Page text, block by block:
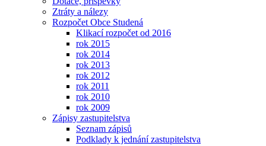
Ztráty a nálezy
Rozpočet Obce Studená
Klikací rozpočet od 2016
rok 2015
rok 2014
rok 2013
rok 2012
rok 2011
rok 2010
rok 2009
Zápisy zastupitelstva
Seznam zápisů
Podklady k jednání zastupitelstva